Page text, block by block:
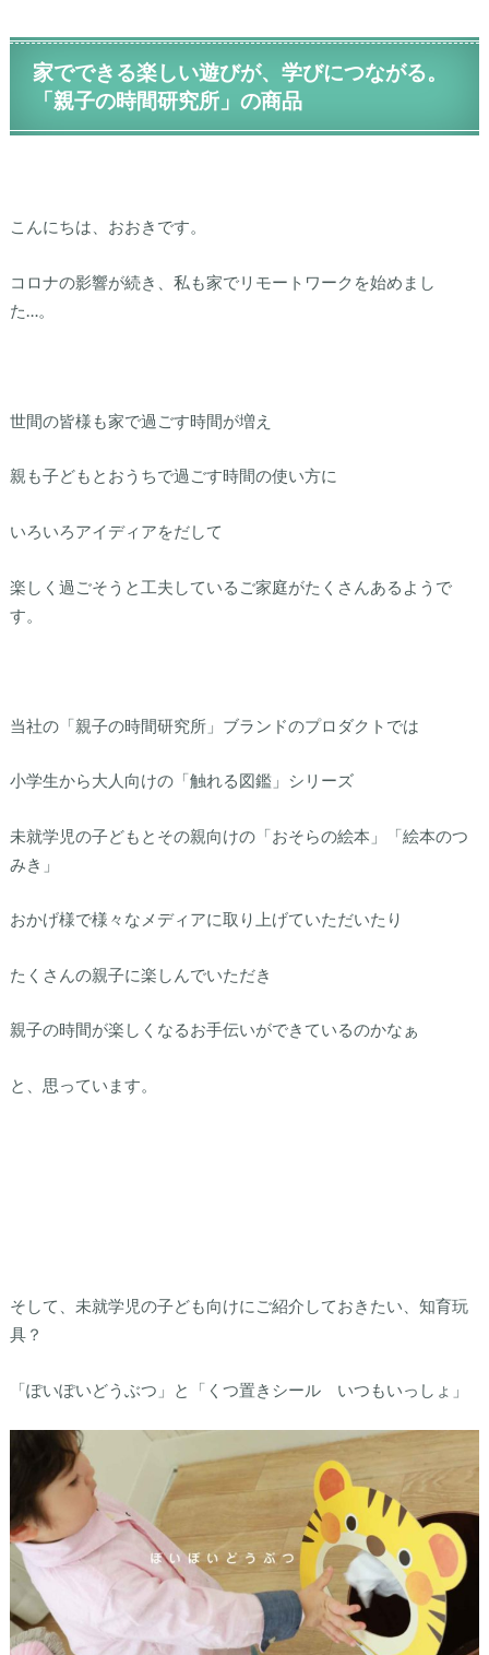
家でできる楽しい遊びが、学びにつながる。
「親子の時間研究所」の商品
こんにちは、おおきです。
コロナの影響が続き、私も家でリモートワークを始めまし
た…。
世間の皆様も家で過ごす時間が増え
親も子どもとおうちで過ごす時間の使い方に
いろいろアイディアをだして
楽しく過ごそうと工夫しているご家庭がたくさんあるようで
す。
当社の「親子の時間研究所」ブランドのプロダクトでは
小学生から大人向けの「触れる図鑑」シリーズ
未就学児の子どもとその親向けの「おそらの絵本」「絵本のつ
みき」
おかげ様で様々なメディアに取り上げていただいたり
たくさんの親子に楽しんでいただき
親子の時間が楽しくなるお手伝いができているのかなぁ
と、思っています。
そして、未就学児の子ども向けにご紹介しておきたい、知育玩
具？
「ぽいぽいどうぶつ」と「くつ置きシール いつもいっしょ」